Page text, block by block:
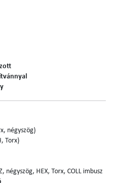
négyszög)
Torx)
négyszög, HEX, Torx, COLL imbusz